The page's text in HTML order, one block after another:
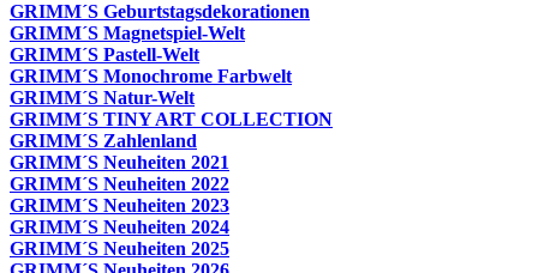
GRIMM´S Geburtstagsdekorationen
GRIMM´S Magnetspiel-Welt
GRIMM´S Pastell-Welt
GRIMM´S Monochrome Farbwelt
GRIMM´S Natur-Welt
GRIMM´S TINY ART COLLECTION
GRIMM´S Zahlenland
GRIMM´S Neuheiten 2021
GRIMM´S Neuheiten 2022
GRIMM´S Neuheiten 2023
GRIMM´S Neuheiten 2024
GRIMM´S Neuheiten 2025